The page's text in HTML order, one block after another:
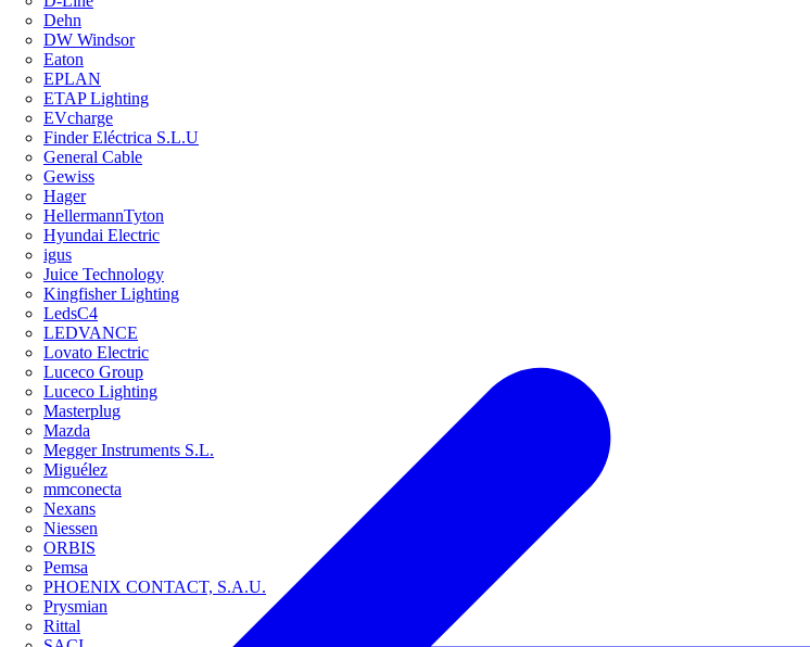
Dehn
DW Windsor
Eaton
EPLAN
ETAP Lighting
EVcharge
Finder Eléctrica S.L.U
General Cable
Gewiss
Hager
HellermannTyton
Hyundai Electric
igus
Juice Technology
Kingfisher Lighting
LedsC4
LEDVANCE
Lovato Electric
Luceco Group
Luceco Lighting
Masterplug
Mazda
Megger Instruments S.L.
Miguélez
mmconecta
Nexans
Niessen
ORBIS
Pemsa
PHOENIX CONTACT, S.A.U.
Prysmian
Rittal